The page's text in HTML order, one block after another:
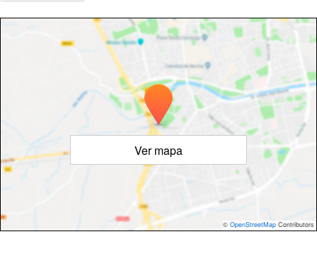
Ver mapa
© OpenStreetMap Contributors